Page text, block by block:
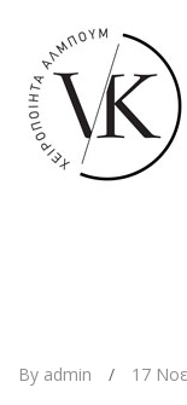
By admin / 17